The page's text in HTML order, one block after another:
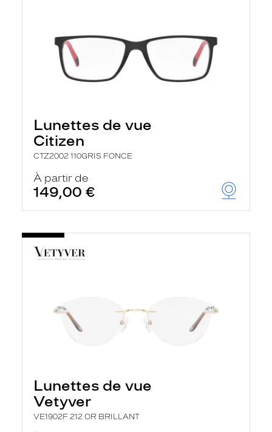
Lunettes de vue
Citizen
CTZ2002 110GRIS FONCE
À partir de
149,00 €
Lunettes de vue
Vetyver
VE1902F 212 OR BRILLANT